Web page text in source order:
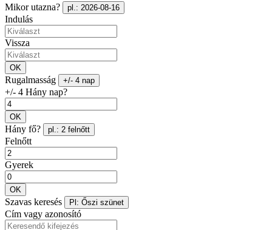
Mikor utazna? pl.: 2026-08-16
Indulás
Vissza
OK
Rugalmasság +/- 4 nap
+/- 4 Hány nap?
OK
Hány fő? pl.: 2 felnőtt
Felnőtt
Gyerek
OK
Szavas keresés Pl: Őszi szünet
Cím vagy azonosító